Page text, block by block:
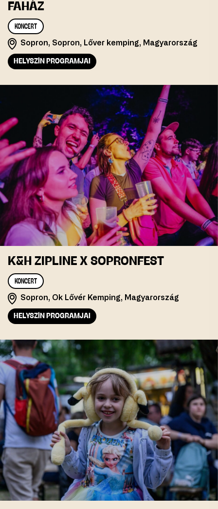
FAHÁZ
KONCERT
Sopron, Sopron, Lőver kemping, Magyarország
HELYSZÍN PROGRAMJAI
K&H ZIPLINE X SOPRONFEST
KONCERT
Sopron, Ok Lővér Kemping, Magyarország
HELYSZÍN PROGRAMJAI